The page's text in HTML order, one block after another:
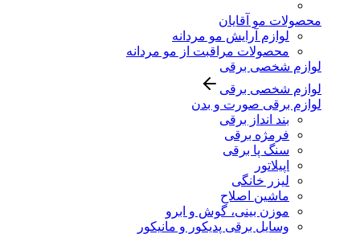
محصولات مو آقایان
لوازم آرایش مو مردانه
محصولات مراقبت از مو مردانه
لوازم شخصی برقی
لوازم شخصی برقی
لوازم برقی صورت و بدن
بند انداز برقی
فرمژه برقی
سنگ پا برقی
اپیلاتور
لیزر خانگی
ماشین اصلاح
موزن بینی، گوش و ابرو
وسایل برقی پدیکور و مانیکور